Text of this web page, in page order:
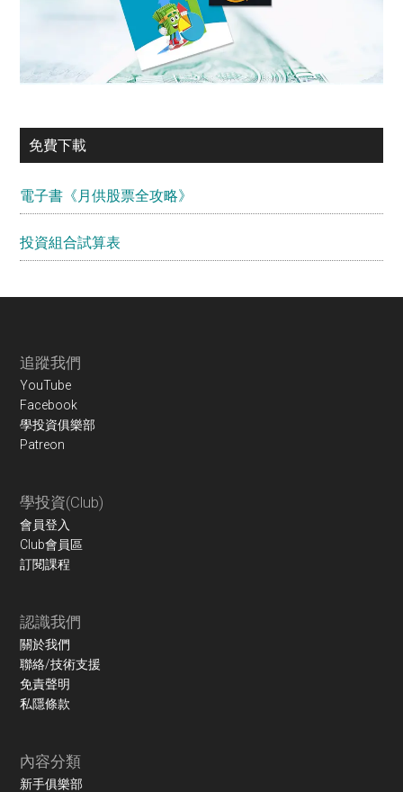
免費下載
電子書《月供股票全攻略》
投資組合試算表
Footer
追蹤我們
YouTube
Facebook
學投資俱樂部
Patreon
學投資(Club)
會員登入
Club會員區
訂閱課程
認識我們
關於我們
聯絡/技術支援
免責聲明
私隱條款
內容分類
新手俱樂部